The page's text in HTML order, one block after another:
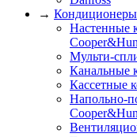
→
Настенные
Мульти-
Канальные
Кассетные
Напольно-